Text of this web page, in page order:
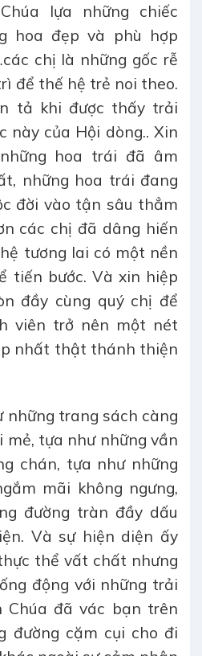
lựa những chiếc
hoa đẹp và phù hợp
chị là những gốc rễ
để thế hệ trẻ noi theo.
tả khi được thấy trải
này của Hội dòng.. Xin
hoa trái đã âm
những hoa trái đang
đời vào tận sâu thẳm
các chị đã dâng hiến
tương lai có một nền
tiến bước. Và xin hiệp
đầy cùng quý chị để
viên trở nên một nét
nhất thật thánh thiện
những trang sách càng
mẻ, tựa như những vần
chán, tựa như những
mãi không ngưng,
đường tràn đầy dấu
Và sự hiện diện ấy
thể vất chất nhưng
động với những trải
Chúa đã vác bạn trên
đường cặm cụi cho đi